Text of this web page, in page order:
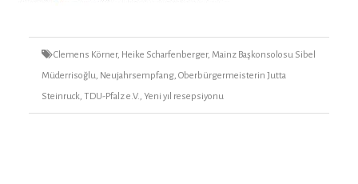
TagsClemens Körner, Heike Scharfenberger, Mainz Başkonsolosu Sibel
Müderrisoğlu, Neujahrsempfang, Oberbürgermeisterin Jutta
Steinruck, TDU-Pfalz e.V., Yeni yıl resepsiyonu